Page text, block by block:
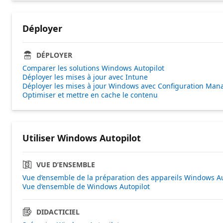
Déployer
DÉPLOYER
Comparer les solutions Windows Autopilot
Déployer les mises à jour avec Intune
Déployer les mises à jour Windows avec Configuration
Optimiser et mettre en cache le contenu
Utiliser Windows Autopilot
VUE D’ENSEMBLE
Vue d’ensemble de la préparation des appareils Windows
Vue d’ensemble de Windows Autopilot
DIDACTICIEL